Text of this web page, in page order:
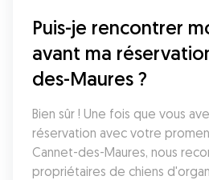
Puis-je rencontrer
avant ma
des-Maures ?
Bien sûr ! Une fois que vous
réservation avec votre
Cannet-des-Maures, nous
propriétaires de chiens